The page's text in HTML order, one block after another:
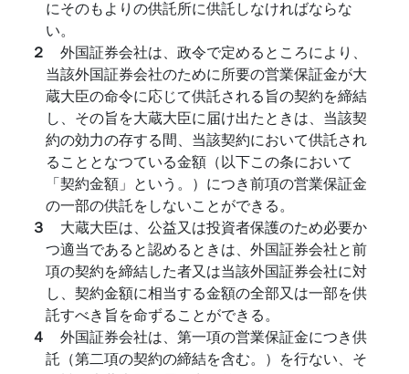
にそのもよりの供託所に供託しなければならな
い。
２ 外国証券会社は、政令で定めるところにより、
当該外国証券会社のために所要の営業保証金が大
蔵大臣の命令に応じて供託される旨の契約を締結
し、その旨を大蔵大臣に届け出たときは、当該契
約の効力の存する間、当該契約において供託され
ることとなつている金額（以下この条において
「契約金額」という。）につき前項の営業保証金
の一部の供託をしないことができる。
３ 大蔵大臣は、公益又は投資者保護のため必要か
つ適当であると認めるときは、外国証券会社と前
項の契約を締結した者又は当該外国証券会社に対
し、契約金額に相当する金額の全部又は一部を供
託すべき旨を命ずることができる。
４ 外国証券会社は、第一項の営業保証金につき供
託（第二項の契約の締結を含む。）を行ない、そ